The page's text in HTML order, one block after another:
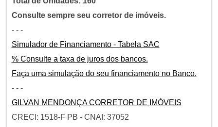
Consulte sempre seu corretor de imóveis.
- - -
Simulador de Financiamento - Tabela SAC
% Consulte a taxa de juros dos bancos.
Faça uma simulação do seu financiamento no Banco.
- - -
GILVAN MENDONÇA CORRETOR DE IMÓVEIS
CRECI: 1518-F PB - CNAI: 37052